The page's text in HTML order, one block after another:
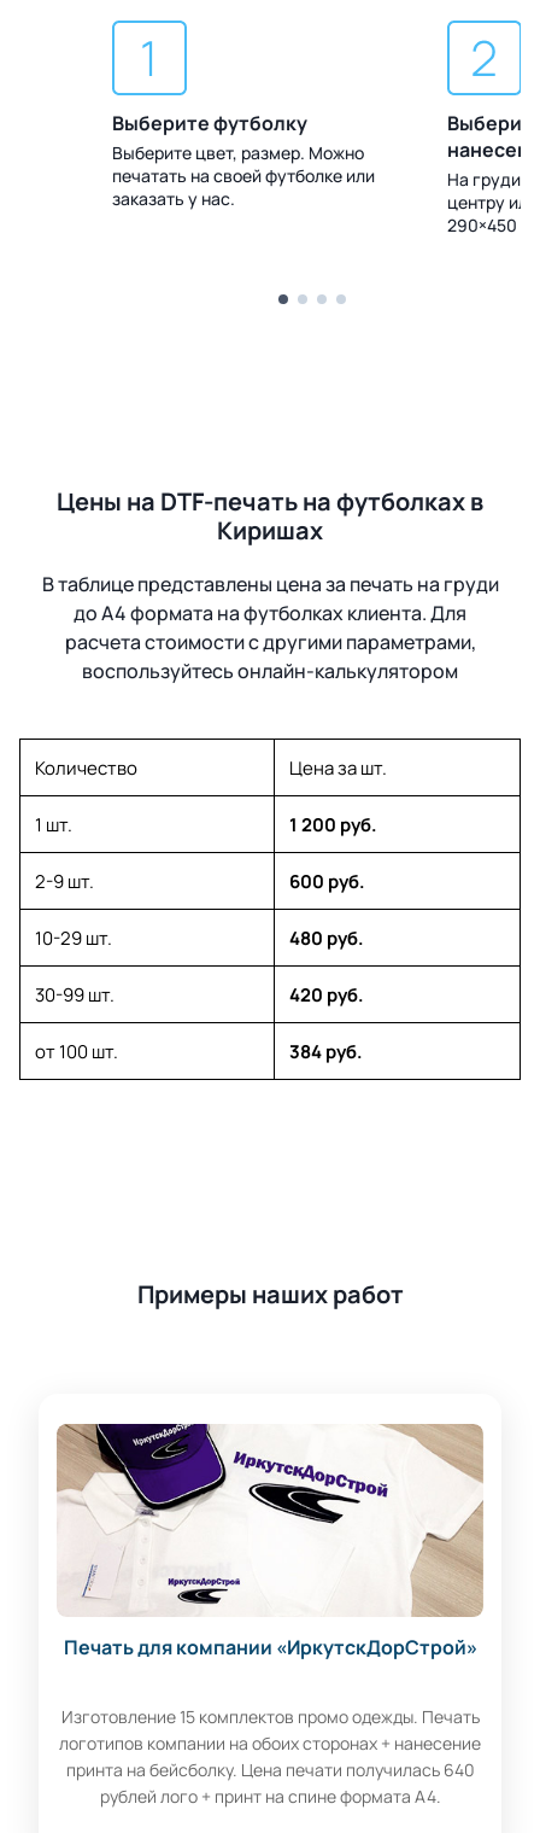
Выберите футболку
Выберите цвет, размер. Можно
печатать на своей футболке или
заказать у нас.
На груди,
центру
290×450
Цены на DTF-печать на футболках в
Киришах
В таблице представлены цена за печать на груди
до А4 формата на футболках клиента. Для
расчета стоимости с другими параметрами,
воспользуйтесь онлайн-калькулятором
Количество Цена за шт.
1 шт. 1 200 руб.
2-9 шт. 600 руб.
10-29 шт. 480 руб.
30-99 шт. 420 руб.
от 100 шт. 384 руб.
Примеры наших работ
Печать для компании «ИркутскДорСтрой»
Изготовление 15 комплектов промо одежды. Печать
логотипов компании на обоих сторонах + нанесение
принта на бейсболку. Цена печати получилась 640
рублей лого + принт на спине формата А4.